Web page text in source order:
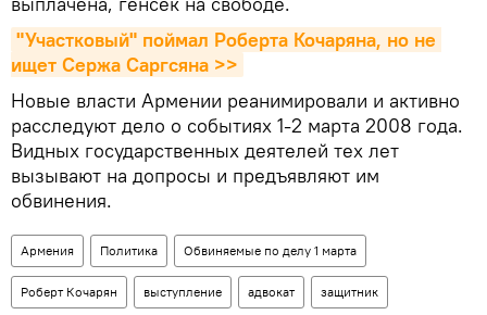
"Участковый" поймал Роберта Кочаряна, но не
ищет Сержа Саргсяна >>
Новые власти Армении реанимировали и активно
расследуют дело о событиях 1-2 марта 2008 года.
Видных государственных деятелей тех лет
вызывают на допросы и предъявляют им
обвинения.
Армения Политика Обвиняемые по делу 1 марта
Роберт Кочарян выступление адвокат защитник